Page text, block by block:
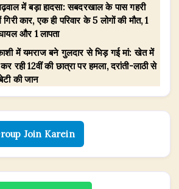
में बड़ा हादसा: सबदरखाल के पास गहरी
कार, एक ही परिवार के 5 लोगों की मौत, 1
और 1 लापता
में यमराज बने गुलदार से भिड़ गई मां: खेत में
कर रही 12वीं की छात्रा पर हमला, दरांती-लाठी से
की जान
Join Karein